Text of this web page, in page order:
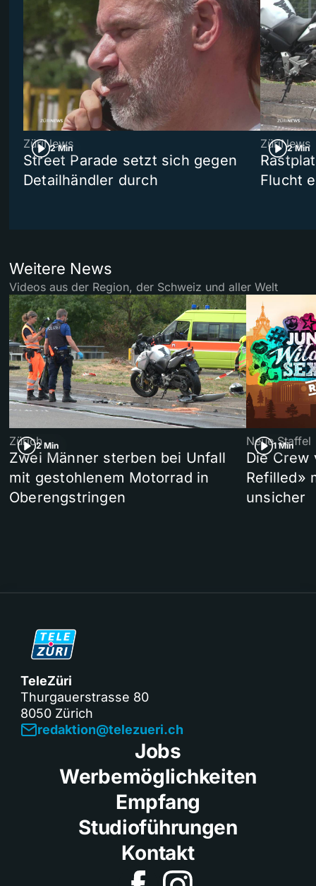
2 Min
ZüriNews
Street Parade setzt sich gegen
Detailhändler durch
2 Min
ZüriNews
Flucht
Weitere News
Videos aus der Region, der Schweiz und aller Welt
2 Min
Zürich
Zwei Männer sterben bei Unfall
mit gestohlenem Motorrad in
Oberengstringen
1 Min
Neue Staffel
Die Crew
Refilled»
unsicher
TeleZüri
Thurgauerstrasse 80
8050 Zürich
redaktion@telezueri.ch
Jobs
Werbemöglichkeiten
Empfang
Studioführungen
Kontakt